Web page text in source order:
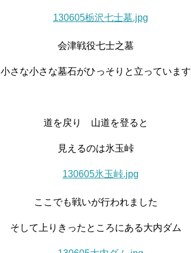
会津戦役七士之墓
小さな小さな墓石がひっそりと立っています
道を戻り 山道を登ると
見えるのは氷玉峠
ここでも戦いが行われました
そして上りきったところにある大内ダム